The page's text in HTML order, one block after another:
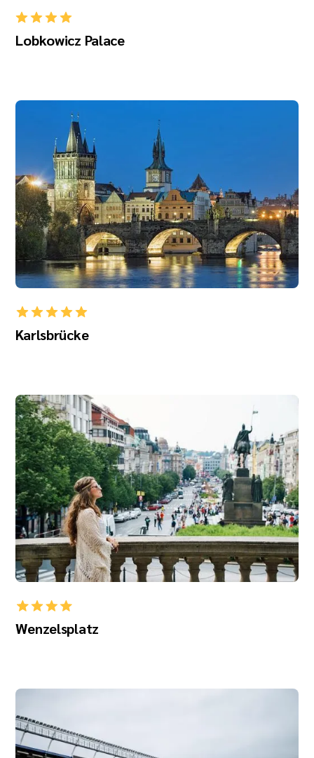
Lobkowicz Palace
Karlsbrücke
Wenzelsplatz